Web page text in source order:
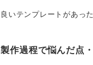
良いテンプレートがあっ
製作過程で悩んだ点